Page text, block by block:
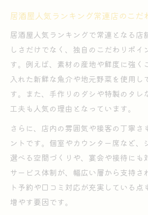
居酒屋人気ランキング常連店のこだ
居酒屋人気ランキングで常連となる店
しさだけでなく、独自のこだわりポイ
す。例えば、素材の産地や鮮度に強く
入れた新鮮な魚介や地元野菜を使用し
す。また、手作りのダシや特製のタレ
工夫も人気の理由となっています。
さらに、店内の雰囲気や接客の丁寧さ
ントです。個室やカウンター席など、
選べる空間づくりや、宴会や接待にも
サービス体制が、幅広い層から支持さ
ト予約や口コミ対応が充実している点
増やす要因です。